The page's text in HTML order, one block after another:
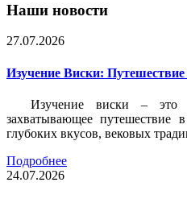
Наши новости
27.07.2026
Изучение Виски:
Изучение виски – это
захватывающее путешествие
глубоких вкусов, вековых
Подробнее
24.07.2026